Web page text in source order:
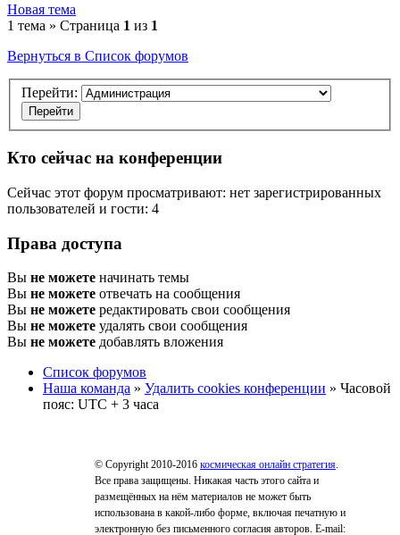
Новая тема
1 тема » Страница 1 из 1
Вернуться в Список форумов
Перейти:
Кто сейчас на конференции
Сейчас этот форум просматривают: нет зарегистрированных
пользователей и гости: 4
Права доступа
Вы не можете начинать темы
Вы не можете отвечать на сообщения
Вы не можете редактировать свои сообщения
Вы не можете удалять свои сообщения
Вы не можете добавлять вложения
Список форумов
Наша команда » Удалить cookies конференции » Часовой
пояс: UTC + 3 часа
© Copyright 2010-2016 космическая онлайн стратегия.
Все права защищены. Никакая часть этого сайта и
размещённых на нём материалов не может быть
использована в какой-либо форме, включая печатную и
электронную без письменного согласия авторов. E-mail: